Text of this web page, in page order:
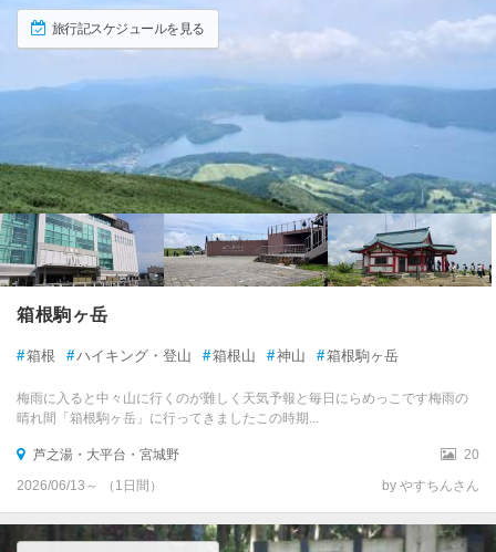
旅行記スケジュールを見る
箱根駒ヶ岳
#箱根 #ハイキング・登山 #箱根山 #神山 #箱根駒ヶ岳
梅雨に入ると中々山に行くのが難しく天気予報と毎日にらめっこです梅雨の
晴れ間「箱根駒ヶ岳」に行ってきましたこの時期...
芦之湯・大平台・宮城野
20
2026/06/13～ （1日間）
by やすちんさん